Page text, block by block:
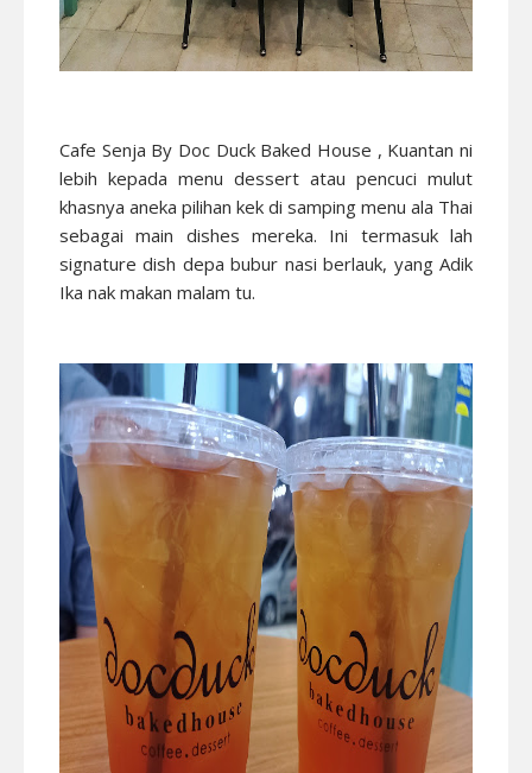
Cafe Senja By Doc Duck Baked House , Kuantan ni
lebih kepada menu dessert atau pencuci mulut
khasnya aneka pilihan kek di samping menu ala Thai
sebagai main dishes mereka. Ini termasuk lah
signature dish depa bubur nasi berlauk, yang Adik
Ika nak makan malam tu.